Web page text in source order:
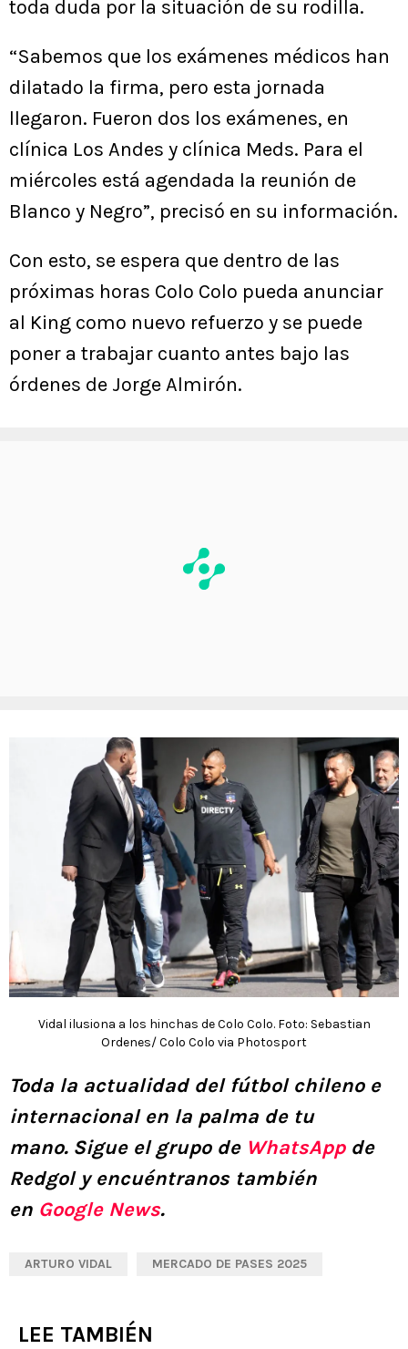
toda duda por la situación de su rodilla.
“Sabemos que los exámenes médicos han
dilatado la firma, pero esta jornada
llegaron. Fueron dos los exámenes, en
clínica Los Andes y clínica Meds. Para el
miércoles está agendada la reunión de
Blanco y Negro”, precisó en su información.
Con esto, se espera que dentro de las
próximas horas Colo Colo pueda anunciar
al King como nuevo refuerzo y se puede
poner a trabajar cuanto antes bajo las
órdenes de Jorge Almirón.
Vidal ilusiona a los hinchas de Colo Colo. Foto: Sebastian
Ordenes/ Colo Colo via Photosport
Toda la actualidad del fútbol chileno e
internacional en la palma de tu
mano. Sigue el grupo de WhatsAppde
Redgol y encuéntranos también
en Google News.
ARTURO VIDAL MERCADO DE PASES 2025
LEE TAMBIÉN